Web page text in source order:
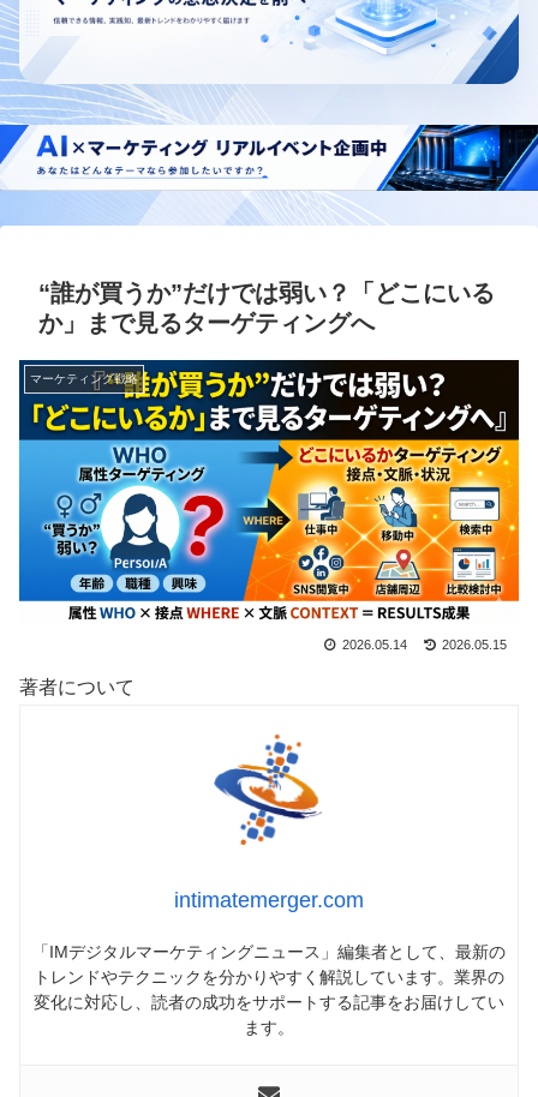
“誰が買うか”だけでは弱い？「どこにいる
か」まで見るターゲティングへ
マーケティング戦略
2026.05.14 2026.05.15
著者について
intimatemerger.com
「IMデジタルマーケティングニュース」編集者として、最新の
トレンドやテクニックを分かりやすく解説しています。業界の
変化に対応し、読者の成功をサポートする記事をお届けしてい
ます。